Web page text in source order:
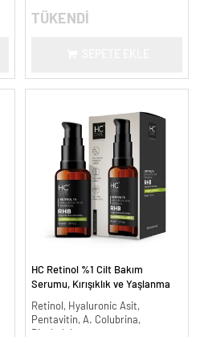
TÜKENDİ
HC Retinol %1 Cilt Bakım
Serumu, Kırışıklık ve Yaşlanma
Retinol, Hyaluronic Asit,
Pentavitin, A. Colubrina,